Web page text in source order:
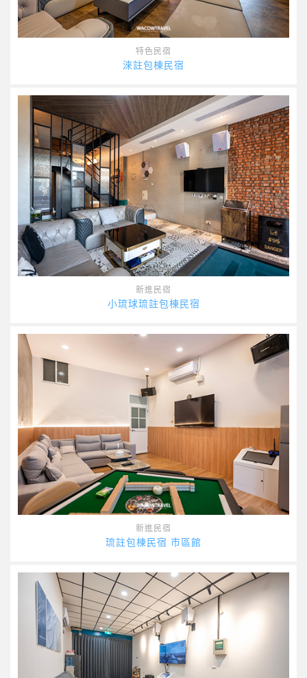
特色民宿
淶註包棟民宿
新進民宿
小琉球琉註包棟民宿
新進民宿
琉註包棟民宿 市區館